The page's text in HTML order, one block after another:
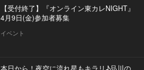
【受付終了】『オンライン東カレNIGHT』
4月9日(金)参加者募集
イベント